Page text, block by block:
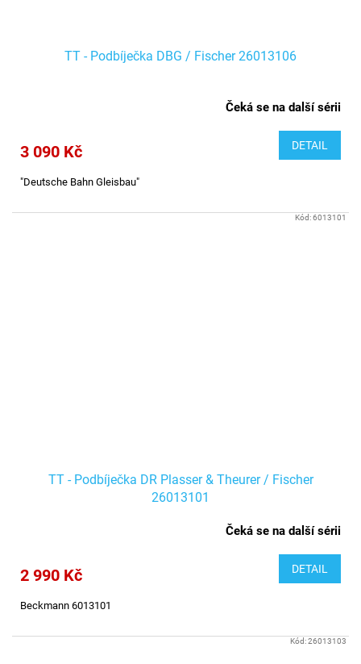
TT - Podbíječka DBG / Fischer 26013106
Čeká se na další sérii
3 090 Kč DETAIL
"Deutsche Bahn Gleisbau"
TT - Podbíječka DR Plasser & Theurer / Fischer
26013101
Čeká se na další sérii
2 990 Kč DETAIL
Beckmann 6013101
Kód:6013101
Kód:26013103